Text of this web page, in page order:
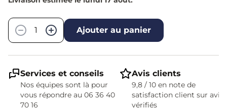
−
+ Ajouter au panier
Services et conseils
Nos équipes sont là pour
vous répondre au 06 36 40
70 16
Avis clients
9,8 / 10 en note de
satisfaction client sur avis
vérifiés